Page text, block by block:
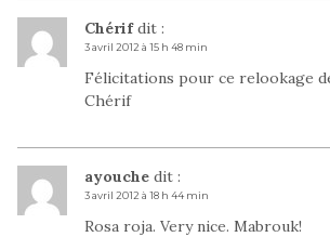
Chérif dit :
3 avril 2012 à 15 h 48 min
Félicitations pour ce relookage
Chérif
ayouche dit :
3 avril 2012 à 18 h 44 min
Rosa roja. Very nice. Mabrouk!